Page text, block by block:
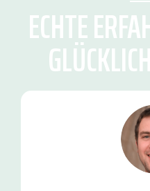
ECHTE